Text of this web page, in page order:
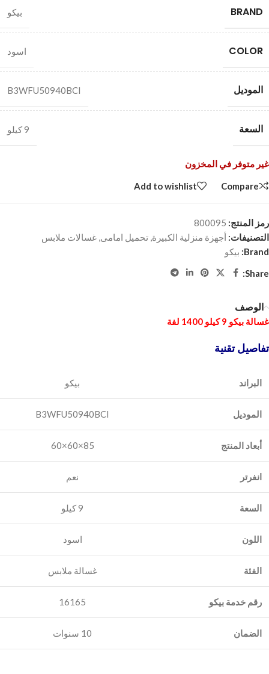
BRAND بيكو
COLOR اسود
الموديل B3WFU50940BCI
السعة 9 كيلو
غير متوفر في المخزون
Compare
Add to wishlist
رمز المنتج: 800095
التصنيفات: أجهزة منزلية الكبيرة, تحميل امامى, غسالات ملابس
Brand: بيكو
Share:
الوصف
غسالة بيكو 9 كيلو 1400 لفة
تفاصيل تقنية
البراند
الموديل B3WFU50940BCI
أبعاد المنتج 85×60×60
انفرتر
السعة 9 كيلو
اللون اسود
الفئة غسالة ملابس
رقم خدمة بيكو 16165
الضمان 10 سنوات